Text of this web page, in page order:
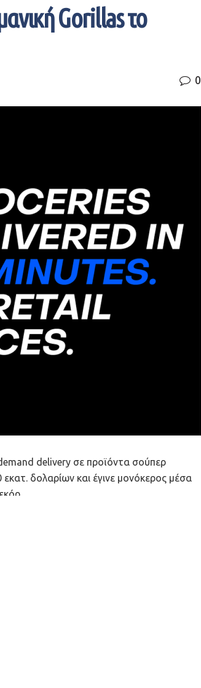
Gorillas το
0
demand delivery σε προϊόντα σούπερ
δολαρίων και έγινε μονόκερος μέσα